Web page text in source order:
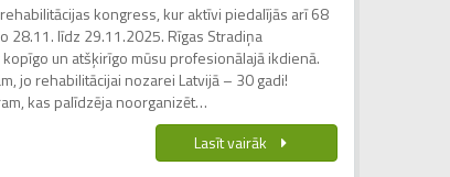
kongress, kur aktīvi piedalījās arī 68
28.11. līdz 29.11.2025. Rīgas Stradiņa
un atšķirīgo mūsu profesionālajā ikdienā.
jo rehabilitācijai nozarei Latvijā – 30 gadi!
kas palīdzēja noorganizēt…
Lasīt vairāk